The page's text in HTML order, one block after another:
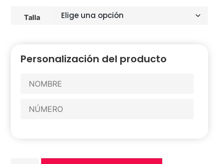
Talla
Personalización del producto